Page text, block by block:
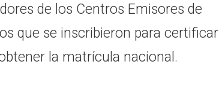
de los Centros Emisores de
que se inscribieron para certificar
la matrícula nacional.